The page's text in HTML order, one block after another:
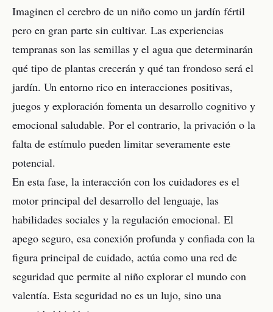
Imaginen el cerebro de un niño como un jardín fértil
pero en gran parte sin cultivar. Las experiencias
tempranas son las semillas y el agua que determinarán
qué tipo de plantas crecerán y qué tan frondoso será el
jardín. Un entorno rico en interacciones positivas,
juegos y exploración fomenta un desarrollo cognitivo y
emocional saludable. Por el contrario, la privación o la
falta de estímulo pueden limitar severamente este
potencial.
En esta fase, la interacción con los cuidadores es el
motor principal del desarrollo del lenguaje, las
habilidades sociales y la regulación emocional. El
apego seguro, esa conexión profunda y confiada con la
figura principal de cuidado, actúa como una red de
seguridad que permite al niño explorar el mundo con
valentía. Esta seguridad no es un lujo, sino una